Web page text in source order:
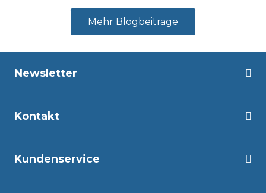
Mehr Blogbeiträge
Newsletter
Kontakt
Kundenservice